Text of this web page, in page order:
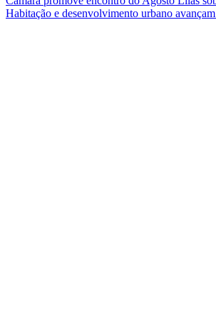
Habitação e desenvolvimento urbano